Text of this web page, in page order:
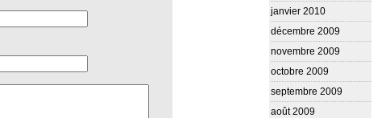
janvier 2010
décembre 2009
novembre 2009
octobre 2009
septembre 2009
août 2009